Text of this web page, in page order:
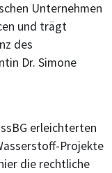
Unternehmen
und trägt
des
Dr. Simone
erleichterten
Projekte
die rechtliche